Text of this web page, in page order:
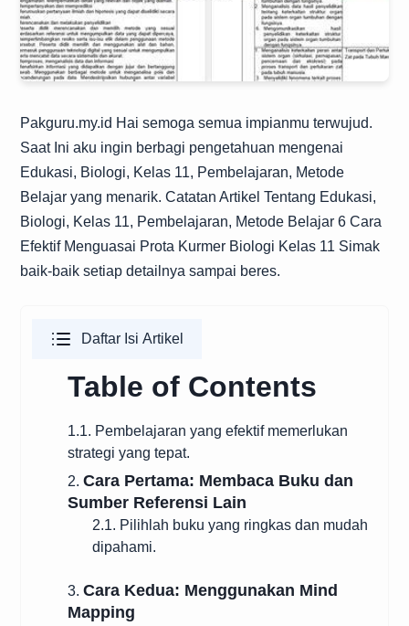
Pakguru.my.id Hai semoga semua impianmu terwujud.
Saat Ini aku ingin berbagi pengetahuan mengenai
Edukasi, Biologi, Kelas 11, Pembelajaran, Metode
Belajar yang menarik. Catatan Artikel Tentang Edukasi,
Biologi, Kelas 11, Pembelajaran, Metode Belajar 6 Cara
Efektif Menguasai Prota Kurmer Biologi Kelas 11 Simak
baik-baik setiap detailnya sampai beres.
Daftar Isi Artikel
Table of Contents
1.1. Pembelajaran yang efektif memerlukan
strategi yang tepat.
2. Cara Pertama: Membaca Buku dan
Sumber Referensi Lain
2.1. Pilihlah buku yang ringkas dan mudah
dipahami.
3. Cara Kedua: Menggunakan Mind
Mapping